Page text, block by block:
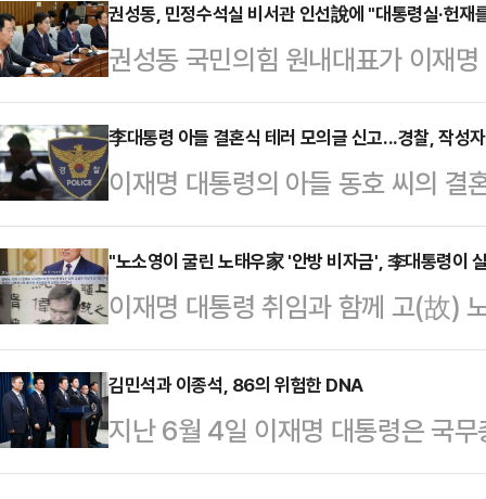
초하는 어리석음을 또다시 반복해
협력을 강화하는 것이야말로 '국익
기현 의원은 10일 페이스북을 통해
령의 결정은 바람직한 것이었다고
된 NATO 정상회의의 참석에 대해
하다"고 꼬집었다.…
권성동, 민정수석실 비서관 인선說에 "대통령실·헌재
권성동 국민의힘 원내대표가 이재
서관들이 이 대통령 사건을 변호했
보도에 "대한민국 전체를 본인 방
바란다"며 우려를 표했다.권성동
대책회의에서 "지난 총선에서는 본
서 국회를 이재명 개인의 로펌으로
소까지 개인 로펌으로 만들겠다는
널의 보도에 따르면 민정수석실 산…
李대통령 아들 결혼식 테러 모의글 신고...경찰, 작성
이재명 대통령의 아들 동호 씨의 결
통령 가족에 대한 테러 모의글이 온
추적에 나섰다.10일 경찰에 따르면
의 가족을 테러한다는 내용의 모의
받아 내사에 착수했다.해당 게시글
테고리에 게시된 것으로 알려졌다.
도 사진과 예식 일시가 포함됐으며,
도 담겼다고 알…
"노소영이 굴린 노태우家 '안방 비자금', 李대통령이
이재명 대통령 취임과 함께 고(故)
을 조사하고 환수해야 한다는 목소
헌정질서를 파괴한 전직 대통령과
이어 부를 누리는 것을 용납할 수
노 전 대통령의 비자금 논란은 노
김민석과 이종석, 86의 위험한 DNA
지난 6월 4일 이재명 대통령은 국
석을 지명했다. 86 DNA의 핵심은